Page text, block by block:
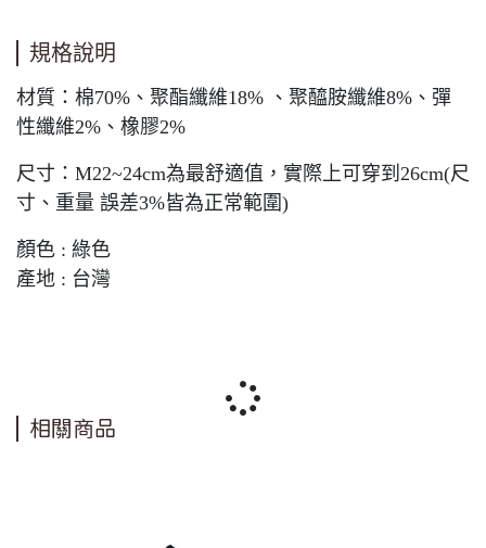
規格說明
材質：棉70%、聚酯纖維18% 、聚醯胺纖維8%、彈
性纖維2%、橡膠2%
尺寸：M22~24cm為最舒適值，實際上可穿到26cm(尺
寸、重量 誤差3%皆為正常範圍)
顏色 : 綠色
產地 : 台灣
相關商品